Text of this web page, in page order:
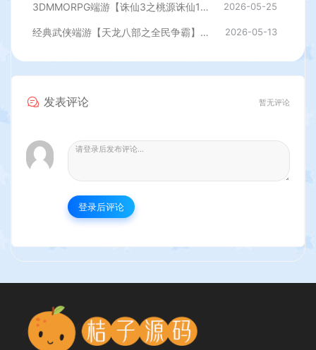
3DMMORPG端游【诛仙3之桃源诛仙18职业精修版】最新整理单机一键即玩镜像端+Linux手工服务端+GM工具+网页注册+PC客户端+详细搭建教程 2026-05-25
经典武侠端游【天龙八部之全民争霸】最新整理单机一键即玩镜像端+Linux手工服务端+PC客户端+GM工具+详细搭建教程 2026-05-13
发表评论 暂无评论
登录后评论